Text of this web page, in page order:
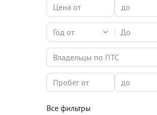
Год от До
Владельцы по ПТС
Все фильтры